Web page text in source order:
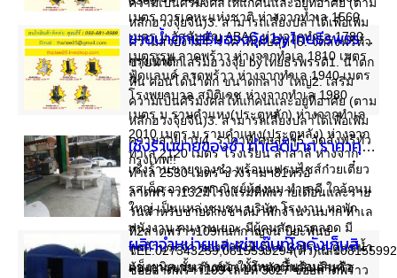
เมตร การเคหะแห่งชาติ ห่างจากทำเล 1560
เมตร ม.อัสสัมชัญ ABAC ห่างจากทำเล 1780
เมตร รพ.ลาดพร้าว ห่างจากทำเล 1810 เมตร
ฟู้ดแลนด์ ลาดพร้าว ห่างจากทำเล 1940 เมตร
โรงพยาบาล สมิติเวช ห่างจากทำเล 1980
เมตร ม.รามคำแหง(ประตูหลัก) ห่างจากทำเล
2010 เมตร ม.รามคำแหง(ประตูหลัง) ห่างจาก
ทำเล 2120 เมตร โรงเรียน ลำสาลี ห่างจาก
ทำเล 2530 เมตร ช่วงรามฯ81หรือ
ลาดพร้าว132มีโรงแรมที่พักรายเดือนและราย
วันสำหรับชายต่างชาติมาพักจำนวนมาก ทำเล
ที่2ลาดพร้าว109กนกกาญจน์ ปิยะพันธ์
TEL.027343259,0815599294(ติ๋ว)และ
ซอยลาดพร้าว109 เลขที่ 3027 ซอยลาดพร้าว
หลักฮวงจุ้ยจีน)3. สามารถเลี้ยงปลาได้เพื่อเพิ่ม
ความสวยงาม4. ราคาพิเศษสุดๆ5. จัดส่งฟรีทั่ว
กรุงเทพ!!
ขายน้ำตกเสริมฮวงจุ้ย byไทยธีรพรรดิครับ
ขายน้ำตกเสริมฮวงจุ้ย byไทยธีรพรรดิ1. น้ำตก
หิน คอนโดน้ำตก ขนาดกลาง ใหญ่2. เสริม
ความเป็นศิริมงคลให้แก่คนและอยู่ที่อาศัย (ตาม
หลักฮวงจุ้ยจีน)3. สามารถเลี้ยงปลาได้เพื่อเพิ่ม
ความสวยงาม4. ราคาพิเศษสุดๆ5. จัดส่งฟรีทั่ว
กรุงเทพ!!
เซ้งร้านขายของชำ ทำเลดีมาก ราคาคุยกันได้
เซ้งร้านขายของชำ พร้อมแฟรนไชส์ก๋วยเตี๋ยว
รสเด็ด อาคารพาณิชย์ห้องมุม ทำเลดี ใกล้ถนน
ใหญ่ เป็นแหล่งชุมชน บริษัท โรงงาน หอพัก
พนังงาน คนงานเยอะ มีผู้คนสัญจรตลอด มี
ลูกค้าประจำ ของที่เซ้งมี ตู้แช่ 3 ประตู ตู้แช่น้ำ
แข็งยูนิต ชั้นวางของ ทั้งหมดนี้พร้อมสินค้า
ผลิตจำหน่ายและเช่าเต๊นท์โกดังเก็บสินค้าจัดส่งทั่วไทย 0863007935
ต้องการขายเต๊นท์ผ้าใบโกดังเก็บสินค้าหรือต้องการให้เช่าเต๊นท์โกดังเก็บสินค้าจำหน่ายให้เช่าผ้าใบเก็บสินค้าเก็บของโรงงานเก็บสินค้า สำหรับผู้ที่สนใจที่จะซื้อเต๊นท์ผ้าใบโกดังเก็บสินค้าหรือเต๊นท์ผ้าใบโกดังโรงงานหรืออาจจะเช่าเต๊นท์โกดังผ้าใบโรงงานไว้สำหรับเก็บสินค้าต่าง ๆ หรือของ ติดต่อได้ที่เกล้าเต๊นท์ผ้าใบผู้ผลิตเต๊นท์ผ้าใบให้เช่าขนาดใหญ่จำหน่ายราคาถูกร้านเต๊นท์ผ้าใบ รับทำ โรงงานผลิตเต๊นท์โกดังเก็บสินค้าขนาดใหญ่ งานผ้าใบทุกชนิด หลังคาโพลีคาร์บอเนต เต๊นท์โรงงานผลิตเช่าเต๊นท์โกดังและจำหน่ายเต๊นท์โกดังเก็บสินค้าขนาดใหญ่ชลบุรี จัดส่งทั่วไทย ครบวงจร 0863007935 รับทำเบาะรถ เบาะเรือ โซฟา เก้าอี้บาร์เบียร์ เก้าอี้สำนักงาน งานเบาะทุกชนิด โครงหลังคาเมทัลชีท หลังคาโพลีคาร์บอเนต โครงหลังคาผ้าใบ มีเต๊นท์ให้เช่า รับทำ ผ้าบังแดด รับรีดผ้าใบ ผ้าใบคลุมเรือ ผ้าเต๊นท์ งานผ้าใบทุกชนิด บริการให้เช่าเต็นท์ผ้าใบ เต็นท์พิธี รับจัดงานพิธี ให้เช่าเต็นท์ โต๊ะ เก้าอี้ พัดลมไอน้ำสำหรับประกอบงานพิธี งานเลี้ยง งานประจำจังหวัด ให้บริการพรม เวที พัดลม รับแขกได้ 500-1000 ที่ บริการจัดเลี้ยงทั้งในและนอกสถานที่ ให้เช่าเต็นท์รายวัน เต็นท์เช่ารายเดือน เต็นท์ผูกผ้าระบาย ผ้าเสกิร์ต เต็นท์โกดังเก็บสินค้า เต็นท์ทรงปิระมิด เต็นท์ทรงจั่ว เต็นท์ทรงโค้ง ปัจจุบันให้บริการทั่วประเทศ ทั้งหน่วยงานราชการ Tesco Lotus Makro เต็นท์ลาน กิจกรรมหน้าห้างสรรพสินค้าต่างๆ เต็นท์กลางแจ้ง งานนิทรรศการต่างๆ เราให้เช่า จำหน่ายเต็นท์ทุกชนิดรวมถึงถึงเต็นท์โรงงาน เต็นท์โกดังเก็บสินค้าขนาดใหญ่ เกล้าเต๊นท์ผ้าใบ ขาย ผลิตเต๊นท์ จำหน่าย และ เช่า เต๊นท์ทุกชนิด เต๊นท์โกดังสินค้า ครบวงจร จัดส่งทั่วไทย มีหลายสาขา เต๊นท์เช่าภาคเหนือ ภาคใต้ ภาคตะวันออกเฉียงเหนือ ภาคตะวันออก ภาคตะวันตก เต๊นท์เช่าสีขาวสะอาด เต๊นท์เช่ามีหลายสี ตามสั่ง งานพิธีต่าง ๆ งานมงคลและงานอวมงคล เต๊นท์ออกร้านจำหน่ายขายของ ออกบูทขายของ เช่าตามไซล์งานก่อสร้างต่าง ๆ สามารถติดตั้งระบบไฟฟ้าในเต๊นท์ได้ พร้อมตกแต่งเต๊นท์ด้วยผ้าสีสวยงาม ตามสั่ง จำหน่ายและให้เช่าเต็นท์ เต็นท์ผ้าใบและอุปกรณ์จัดงานพิธีต่างๆ เต็นท์ทรงพีระมิดสีขาว ขนาดต่างๆ, เต็นท์ทรงจั่วสีขาว/สีธรรมดา ขนาดต่างๆ , เต็นท์ทรงโค้งสีขาว/สีธรรมดา ขนาดต่างๆ, เต็นท์โกดังเก็บสินค้า ทุกขนาด, เต็นท์จัดงานพิธี, เต็นท์ผูกผ้าระบาย, เต็นท์ติดแอร์ ทุกขนาด, รับผลิตเต็นท์ได้ตามไซด์ที่ต้องการ , รับตัดผ้าใบกันสาด ชักรอก, รับตัดผ้าใบคลุมสินค้า , ผ้าใบคลุมรถบรรทุก มีทั้งผ้าใบใหม่และผ้าใบมือสอง, โต๊ะจัดเลี้ยง, โต๊ะจีน, โต๊ะเหลี่ยมหน้าขาว, เก้าอี้พลาสติก, เก้าอี้บุนวม พร้อมผ้าคลุม ไบว์สีทอง, โซฟาธรรมดา, โซฟาหลุยส์ พร้อมโต๊ะกลาง, ชุดพระครบชุด, เวทีดนตรี ทุกขนาด, เครื่องเสียงครบชุด, ชุดรดน้ำสังข์, พัดลมธรรมดา, พัดลมไอน้ำ, แอร์ติดเต็นท์, โพเดียม, เสากั้นทางเดิน, สกายทรูป, บอร์ดนิทรรศการ, นั่งร้าน, พื้นฟลอร์, พรมปูทางเดิน เต๊นท์ผ้าใบ โต๊ะ เก้าอี้ เวทีดนตรี โซฟา พัดลม เครื่องเสียง ชุดพระครบชุด ให้เช่าและจำหน่าย และรับจัดโต๊ะจีนนอกสถานที่ บริการติดตั้งเต๊นท์ผ้าใบ ผ้าใบคลุมสินค้า ผ้าใบคลุมรถ พร้อมให้คำปรึกษาเกี่ยวกับเต็นท์ ขายเต็นท์ @ เช่าเต๊นท์โกดัง เก็บสินค้า เต๊นท์ ทุกชนิด ผ้าใบเป็น ผืน เป็นม้วนทุกชนิดครบวงจร รับออกแบบพร้อมติดตั้งเต็นท์ Warehouse Tent, Storage Tent, Roofing Metal Sheet, Car Parking งานผ้าใบทุกชนิด เช่น เต็นท์พิธีการต่างๆ/ เต็นท์ให้เช่า สำหรับจัดงาน Event ให้กับบริษัท ออแกไนซ์อื่น ๆ มีให้เลือกมากมายตามสั่ง เช่น เต๊นท์ทรงโค้ง/ เต็นท์ทรงจั๋ว/ เต็นท์ทรงปีระมิด/ เต็นท์ทรงพลับพลา/ เต็นท์ติดแอร์ ฯลฯ งานกันสาดรูปแบบต่างๆ/ งานผ้าใบคลุมสินค้า ฯลฯ ทุกชนิดครบวงจรงานเทศกาลงานมงคลต่าง ๆ/งานพิธี/ งานอวมงคล งานศพ/ งานพิธีทั่วไป/ งานเปิดตัว/ โชว์สินค้า/ บริการ /เช่าเต็นท์ รายวัน/เดือน มีทั้งแบบเปิดโล่ง และมีผ้าข้าง หรือ สั่งทำ/ออกแบบเต็นท์ตามขนาดที่คุณต้องการ บริการให้เช่า-จำหน่ายเต๊นท์โค้ง เต็นท์แอร์ เต็นท์โกดัง งานผ้าใบทุกชนิด ให้เช่า/ ออกแบบ เต๊นท์โกดังเก็บสินค้า/ เต๊นท์โกดังทุกแบบ/ เต๊นท์โกดังระบบน๊อคดาวน์ [ไม่มีเสากลาง] WARE HOUSE แบบเปิดโล่ง/ เต๊นท์พิธีทรงจั่ว/ ทรงโค้ง/ เต๊นท์ปิรามิด ขายปลีก-ส่ง ผ้าคลุมรถ,คลุมสินค้าทุกชนิด /ผ้าใบอย่างหนาสำหรับเต๊นท์โกดัง /กันไฟลาม/ ผู้ผลิตและจำหน่ายเต๊นท์ผ้าใบทุกชนิด บริการให้เช่าสินค้าครบวงจร เต๊นท์ โกดังเก็บสินค้า เต๊นท์งานพิธีต่างๆ ยกพื้น ปูพรม โต๊ะกลม โต๊ะเหลี่ยม ชุดพิธีสงฆ์ ชุดรดน้ำสังฆ์ ชุดตัดริบบิ้น โซฟา พัดลมไอน้ำ พัดลมธรรมดา เครื่องเสียง เวทีทุกขนาด อุปกรณ์งานพิธีต่างๆ บริการตัดเย็บ บริการให้เช่าเต็นท์รายวัน / รายเดือน สำหรับ งานจัดเลี้ยง งานแสดงสินค้า งานพิธีต่างๆ มีให้เลือกทั้งแบบ ทรงจั่ว และทรงโค้ง บริการทั่วภาคตะวันออก ตราด ปราจีน สระแก้ว ฉะเชิงเทรา ชลบุรี ศรีราชา พัทยา สัตหีบ บ่อทอง บ้านบึง พนัส พานทอง อมตะนคร บ่อวิน ระยอง อมตะซิตี้ อีสเทริน์ซีบอร์ด ปลวกแดง มาบตาพุด ภาคเหนือ ภาคใต้ ภาคกลาง จัดส่งทั่วไทย ราคากันเอง เหนือ กลางใต้ เกล้าเต็นท์ผ้าใบ ผู้ผลิตเต็นท์โกดังเก็บสินค้า ให้เช่า จำหน่าย ปลีก ส่ง โรงงานผลิตเต็นท์โกดังโรงงาน ผู้ลิตเต็นท์ขนาดใหญ่ ให้เช่าเต็นท์ ขนาดใหญ่ ผ้าใบราคาถูก ทุก ชนิดให้เช่าเต็นท์โกดังโรงงาน ครบวงจร มีหลายสาขา มีหลายจังหวัด หลายสาขา จัดส่งทั่วไทย จำหน่ายผ้าใบสำเร็จรูป รับรีดผ้าใบ รับทำผ้าใบกันแดด-กันฝน ผ้าคลุมทราย รับทำผ้าใบรถสิบล้อ ผ้าใบรถ ให้เช่าและจำหน่ายเต็นท์พิธี เต็นท์โกดัง เต็นท์ไซด์งานก่อสร้าง อุปกรณ์จัดงาน ผ้าใบคลุมกระบะ รับทำเต้นท์ทุกขนาดและโครงเต้นท์ คุณภาพมาตราฐาน เกล้าเต็นท์ผ้าใบ ขายเต็นท์ ทุกชนิด เช่าเต็นท์ โกดังสินค้า จัดส่งทั่วไทย มีหลายสาขา ทั่วประเทศ ติดตั้งเต็นท์ Warehouse Tent, Storage Tent, Roofing Metal Sheet, Car Parkingผลิต จำหน่าย เต็นท์โกดังโรงงาน ให้เช่าเต็นท์รายวัน รายเดือน งานจัดเลี้ยง งานแสดงสินค้า งานพิธีต่างๆ มีทรงจั่ว และทรงโค้ง จัดส่งทั่วไทย มีหลาย สาขา ทั่วประเทศ ครบวงจร บริการทั่วภาคตะวันออก เหนือ อีสาน กลาง ใต้ จัดส่งทั่วไทย บริการติดตั้งเต๊นท์ผ้าใบ ผ้าใบคลุมสินค้า ผ้าใบคลุมรถ รับเปลี่ยนผ้าใบคลุมโครงเต็นท์ขนาดต่าง ๆ พร้อมให้คำปรึกษาเกี่ยวกับเต๊นท์ รับทำเต๊นท์อบต. อบจ. เทศบาล หน่วยงานราชการต่าง ๆ โรงงาน ค่ะ เกล้าเต็นท์ผ้าใบ ขายเต๊นท์ @ เช่าเต็นท์โกดัง เก็บสินค้า เต๊นท์ ทุกชนิด ผ้าใบเป็น ผืน เป็นม้วนทุกชนิดครบวงจร รับออกแบบพร้อมติดตั้งเต๊นท์ Warehouse Tent, Storage Tent, Roofing Metal Sheet, Car Parking งานผ้าใบทุกชนิด เช่น เต๊นท์พิธีการต่างๆ/ เต๊นท์ให้เช่า สำหรับจัดงาน Event ให้กับบริษัท ออแกไนซ์อื่น ๆ มีให้เลือกมากมายตามสั่ง เช่น เต๊นท์ทรงโค้ง/ เต๊นท์ทรงจั๋ว/ เต๊นท์ทรงปีระมิด/ เต๊นท์ทรงพลับพลา/ เต๊นท์ติดแอร์ ฯลฯ งานกันสาดรูปแบบต่างๆ/ งานผ้าใบคลุมสินค้า ฯลฯ ทุกชนิดครบวงจรงานเทศกาลงานมงคลต่าง ๆ/งานพิธี/ งานอวมงคล งานศพ/ งานพิธีทั่วไป/ งานเปิดตัว/ โชว์สินค้า/ บริการ /เช่าเต็นท์ รายวัน/เดือน มีทั้งแบบเปิดโล่ง และมีผ้าข้าง หรือ สั่งทำ/ออกแบบเต็นท์ตามขนาดที่คุณต้องการ บริการให้เช่า-จำหน่ายเต๊นท์โค้ง/ เต๊นท์แอร์ เต๊นท์โกดัง/ งานผ้าใบทุกชนิด /เต๊นท์ โกดังผ้าใบ Tent Warehouse/ เต๊นท์ผ้าใบใช้แรงดึง/ เต๊นท์ผ้าใบ/ดีไซน์ ประตูผ้าใบ /'สมูตเตอร์' High-Speed Sheet Shutter 'Smoother' เต๊นท์แวร์เฮ้าท์/ สปีดชัตเตอร์ /ดีไซน์เต้นท์ ที่รับ-ส่งของ / ที่จอดรถ / โรงอาหาร/ ผู้ผลิตและจำหน่าย /ผ้าใบ/ คลุมรถ/ เรือ/ กองสินค้า/ คลุมกองข้าว /ผลิตผลทางการเกษตร/ ผ้าใบกันสาด/ เนื้อวัสดุ/ คูนิล่อน ผ้าฟาง/ เนื้อซุปเปอร์ PE/ หรือเนื้อพลาสติกใส PVC/ จัดงานแสดงสินค้า/ กิจกรรมกลางแจ้ง /กันสาด/ ผ้าใบ เต็นท์ /ให้เช่า จัดจำหน่าย/ เต๊นท์ พักแรม ทุกชนิด อุปกรณ์ออกค่ายกางเต๊นท์ /ผ้าใบ กันสาดอัตโนมัติ/ บริการเต๊นท์ให้เช่า จัดจำหน่ายเต็นท์ /พักแรม/ กันสาดหน้าบ้านอัตโนมัติ /อุปกรณ์เสริมกันสาด/ อัตโนมัติ ทุกชนิดอุปกรณ์ออกค่ายกางเต็นท์พักแรม/ ผ้าใบ/หุ้มเบาะรถยนต์/หุ้มเบาะรถมอร์เตอร์ไซค์/ผ้าใบคลุมสินค้า/ ผ้าใบคลุมรถบรรทุกสินค้า/ คลุมรถกระบะ/ เบาะ/ ผ้าใบ /ทุกชนิดเต็นท์ออกงานแสดงสินค้า/เต๊นท์ อเนกประสงค์พับเก็บได้สะดวกรวดเร็วทันใจ / ผ้าใบคลุมรถบรรทุก รถกระบะ / ผ้ากระสอบ/ ผ้าฟาง/ แสลนบังแดด/ รวมทั้งผ้ามุ้งสำหรับฟรามเลี้ยงสัตว์/ ผ้าทอพลาสติก/ ผ้าใบชักรอก/ บริการเต๊นท์ให้เช่า จัดจำหน่ายเต็นท์ พักแรม กันสาดหน้าบ้านอัตโนมัติ อุปกรณ์เสริมกันสาด อัตโนมัติ ทุกชนิดอุปกรณ์ออกค่ายกางเต๊นท์พักแรม ผ้าใบ, ผ้าร่ม, ห่มเบาะรถยนต์, หุ้มเบาะรถมอร์เตอร์ไซค์, ผ้าใบคลุมสินค้า, เต็นท์ออกงานแสดงสินค้า,เต็นท์อเนกประสงค์พับเก็บได้สะดวกภายใน1 นาที ร่ม เบาะ ผ้าใบ ทุกชนิด อุปกรณ์เสริม ที่เกี่ยวข้องกับเต็นท์ กันสาด ผ้าใบ ผ้าร่ม ทุกประเภท เต๊นท์พักแรม,เต็นท์ห้องน้ำ โครงสร้างเหล็กน้ำหนักเบา พร้อม ชุปกันสนิม ราคาพิเศษ เต๊นท์กระโจม,เต๊นท์รีสอร์ท รับผลิตทุกรูปแบบ กันสาดอัตโนมัติ ไม่แพงอย่างที่คิด,ติดตั้งเองก็ได้ พร้อมอุปกรณ์,อะไหล่ทุกชนิด เต็นท์ยืดอเนกประสงค์ แตกต่างจากท้องตลาดด้วยโครงสร้างเหล็กอย่างดี+มีพลาสติกหุ้มข้อต่อมุม เต็นท์กันผ้าขาด กางง่ายไม่ฝืดหรือติดขัดเวลากาง ใช้ผ้าใบ,ผ้าร่ม มีบริการหลังการขาย เต็นท์ผ้าใบ,ผ้าใบชนิดพิเศษ แมมเบรน ผ้าใบที่ใช้ทำสนามบินสุวรรณภูมิ ผ้าใบแรงดึงสูง หลากสีหลายขนาด และอุปกรณ์ ผลิตภัณฑ์กันสาด สำหรับบ้านพัก อาคาร สำนักงาน/ ห้างสรรพสินค้า/ ภัตตาคาร/ มีทั้งระบบม้วนเก็บก็ได้ ด้วยระบบไฟฟ้า และ Fixed Canopy ออกแบบ จำหน่าย เต็นท์คลังสินค้า - เต็นท์พิธี - เต็นท์โฆษณา ออกแบบโครงสร้างตาม มาตรฐานวิศวกรรม มีให้เลือกหลายขนาดตามความต้องการ ผ้าใบผลิตจากโครงสร้างใยสังเคราะห์ ทนแรงดึงสูง พร้อมระบบป้องกันการลามไฟ (FIRE RETARDANCE) เต๊นท์โกดังเช่าผ้าใบล้อมรอบ ปิดข้าง มีขนาด มีขนาด 4x8 3x20 5x12 8x8 10x10 15x10 10x20 15x20 10x24 15x20 10x25 10x30 15x30 10x40 20x20 4x8 5x12 8x8 10x10 15x10 10x20 15x20 10x24 15x20 10x25 10x30 15x30 10x40 20x20 20x25 20x30 15x50 เกล้าเต๊นท์ผ้าใบ 0815609691 0863007935 027524288 www.kaotentpabai.yellowpages.co.th http://www.เกล้าเต๊นท์ผ้าใบขนาดใหญ่.com https://www.youtube.com/watch?v=4-8Gb7UsQDw&list=HL1394524094 ห้าม นำ ข้อมูลนี้ รูปภาพไปลงโฆษณาต่อหรือก๊อปปี้ข้อมูลไม่งั้นก็ดำเนินเรื่องให้ถึงที่สุด เพราะจะทำให้ผู้มาติดต่อสับสน ผิดกฎกระทรวงไอซีทีด้วย พรบ.คอมพิวเตอร์ ตามกฎหมาย @@@@@@ โทรมาถามราคา เช็คข้อมูล พูดจาไม่ดีไม่ต้องโทรเข้ามา ไม่ขาย ไปซื้อที่อื่นเลย @@@@ นอกจากให้บริการเต็นท์ตามขนาดต่างๆแล้ว เรายังมีบริการให้เช่าอุปกรณ์ตกแต่ง และอุปกรณ์ประกอบเต็นท์อื่นอีก เพื่อให้การจัดงานเลี้ยงของคุณสวยงาม สมบูรณ์ และสะดวกสบาย อุปกรณ์เสริมที่เรามีให้บริการเช่น • โต๊ะจีน : รับจัดเลี้ยงนอกสถานที่ มาตรฐาน อาหารอร่อย พร้อมบริการ • โต๊ะ : โต๊ะสัมมนาโฟเมก้า ,โต๊ะกลม สำหรับเป็นโต๊ะต้อนรับ โต๊ะวางของที่ระลึก , โต๊ะประธาน , โต๊ะทานอาหารพร้อมสเกิ๊ต , ระบายผ้า และผ้าคลุมโต๊ะ• เก้าอี้ : เก้าอี้พลาสติกสีขาว, น้ำเงิน, แดง, คลุมผ้า• พัดลมตั้งพื้น พัดลมไอน้ำ แอร์ : มีพัดลมธรรมดาตั้งพื้น หรือพัดลมไอน้ำ และเครื่องปรับอากาศติดตั้งภายในเต็นท์ และผ้าปิดรอบข้าง • สเตทไม้/พรม : จัดหาสเตทไม้ยกระดับพื้น หรือปูพรมภายในเต็นท์ เพื่อเพิ่มความหรูหราให้กับงาน• ไม้พาเลชพร้อมวางสินค้า• ป้าย/ผ้าแพร: จัดทำป้ายพิธี แพรป้าย ประดับตกแต่งช่อดอกไม้สด ซุ้มดอกไม้ ลูกโป่ง โพเดียม ไมโครโฟน เครื่องเสียง ฯลฯ ออกแบบ/ โครงกันสาด /อลูมิเนียม /ผ้าใบโครงเต้นท์ /โครงโพลีคาร์บอเนต /โครงเมทัลชีท/ โครงกระเบื้อง /โครงหลังคาเหล็ก /งานเหล็ก /สแตนเลส สแตนเลสตามสั่ง/ ประตูสแตนเลสผสมไม้/ เหล็กดัด/ เหล็กดัดอิตาลี /โพลี ผ้าใบพับได้ /ผ้าไบ เต้นท์/ รับเหมา งานเหล็ก กันสาดพับได้/ ราวบัน